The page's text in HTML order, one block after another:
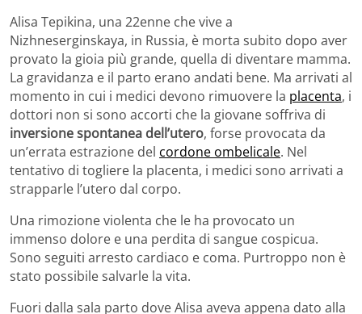
Alisa Tepikina, una 22enne che vive a
Nizhneserginskaya, in Russia, è morta subito dopo aver
provato la gioia più grande, quella di diventare mamma.
La gravidanza e il parto erano andati bene. Ma arrivati al
momento in cui i medici devono rimuovere la placenta, i
dottori non si sono accorti che la giovane soffriva di
inversione spontanea dell’utero, forse provocata da
un’errata estrazione del cordone ombelicale. Nel
tentativo di togliere la placenta, i medici sono arrivati a
strapparle l’utero dal corpo.
Una rimozione violenta che le ha provocato un
immenso dolore e una perdita di sangue cospicua.
Sono seguiti arresto cardiaco e coma. Purtroppo non è
stato possibile salvarle la vita.
Fuori dalla sala parto dove Alisa aveva appena dato alla